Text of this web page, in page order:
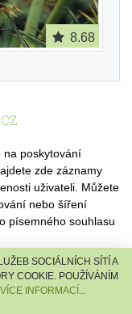
8.68
na poskytování
zde záznamy
uživateli. Můžete
nebo šíření
písemného souhlasu
|Člen skupiny
SOCIÁLNÍCH SÍTÍ A
COOKIE. POUŽÍVÁNÍM
VÍCE INFORMACÍ...